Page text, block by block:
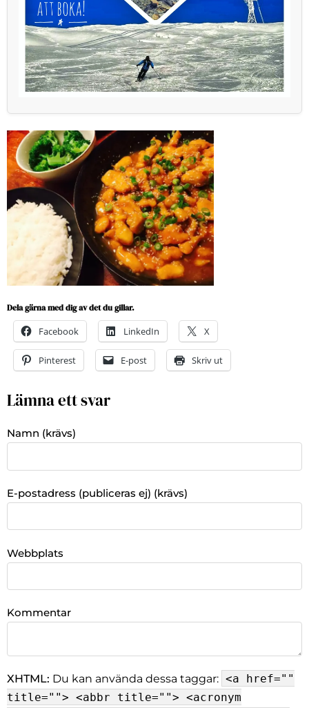
Dela gärna med dig av det du gillar.
Facebook LinkedIn X
Pinterest E-post Skriv ut
Lämna ett svar
Namn (krävs)
E-postadress (publiceras ej) (krävs)
Webbplats
Kommentar
XHTML: Du kan använda dessa taggar: <a href=""
title=""> <abbr title=""> <acronym